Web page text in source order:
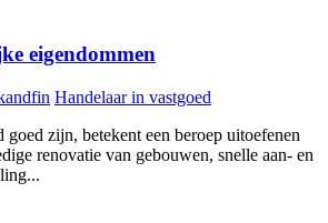
eigendommen
Handelaar in vastgoed
goed zijn, betekent een beroep uitoefenen
renovatie van gebouwen, snelle aan- en